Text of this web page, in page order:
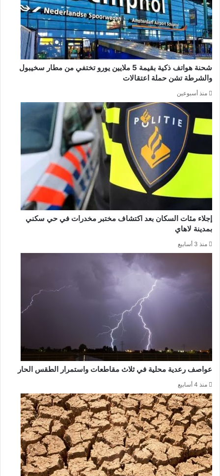
شحنة هواتف ذكية بقيمة 5 ملايين يورو تختفي من مطار سخيبول
والشرطة تشن حملة اعتقالات
منذ أسبوعين
إجلاء مئات السكان بعد اكتشاف مختبر مخدرات في حي سكني
بمدينة لاهاي
منذ 3 أسابيع
عواصف رعدية محلية في ثلاث مقاطعات واستمرار الطقس الحار
منذ 4 أسابيع